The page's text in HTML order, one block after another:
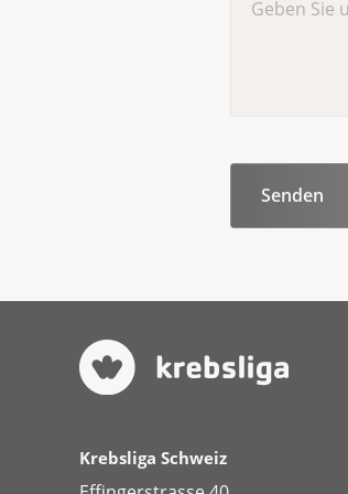
Senken
Meiden
Krebsliga Schweiz